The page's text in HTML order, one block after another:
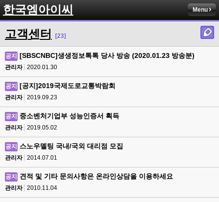
한국엠아이씨 Menu
고객센터 [23]
공지 [SBSCNBC]생생정보톡톡 당사 방송 (2020.01.23 방송분)
관리자 2020.01.30
공지 [공지]2019국제도로교통박람회
관리자 2019.09.23
공지 중소벤처기업부 성능인증서 획득
관리자 2019.05.02
공지 스노우멜팅 국내/국외 대리점 모집
관리자 2014.07.01
공지 견적 및 기타 문의사항은 온라인상담을 이용하세요
관리자 2010.11.04